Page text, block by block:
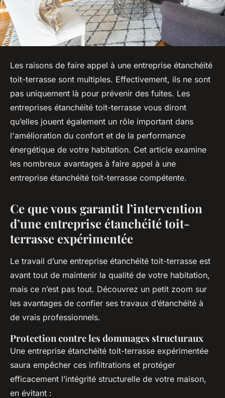
Les raisons de faire appel à une entreprise étanchéité
toit-terrasse sont multiples. Effectivement, ils ne sont
pas uniquement là pour prévenir des fuites. Les
entreprises étanchéité toit-terrasse vous diront
qu’elles jouent également un rôle important dans
l'amélioration du confort et de la performance
énergétique de votre habitation. Cet article examine
les nombreux avantages à faire appel à une
entreprise étanchéité toit-terrasse compétente.
Ce que vous garantit l’intervention
d’une entreprise étanchéité toit-
terrasse expérimentée
Le travail d’une entreprise étanchéité toit-terrasse est
avant tout de maintenir la qualité de votre habitation,
mais ce n’est pas tout. Découvrez un petit zoom sur
les avantages de confier ses travaux d’étanchéité à
de vrais professionnels.
Protection contre les dommages structuraux
Une entreprise étanchéité toit-terrasse expérimentée
saura empêcher ces infiltrations et protéger
efficacement l’intégrité structurelle de votre maison,
en évitant :